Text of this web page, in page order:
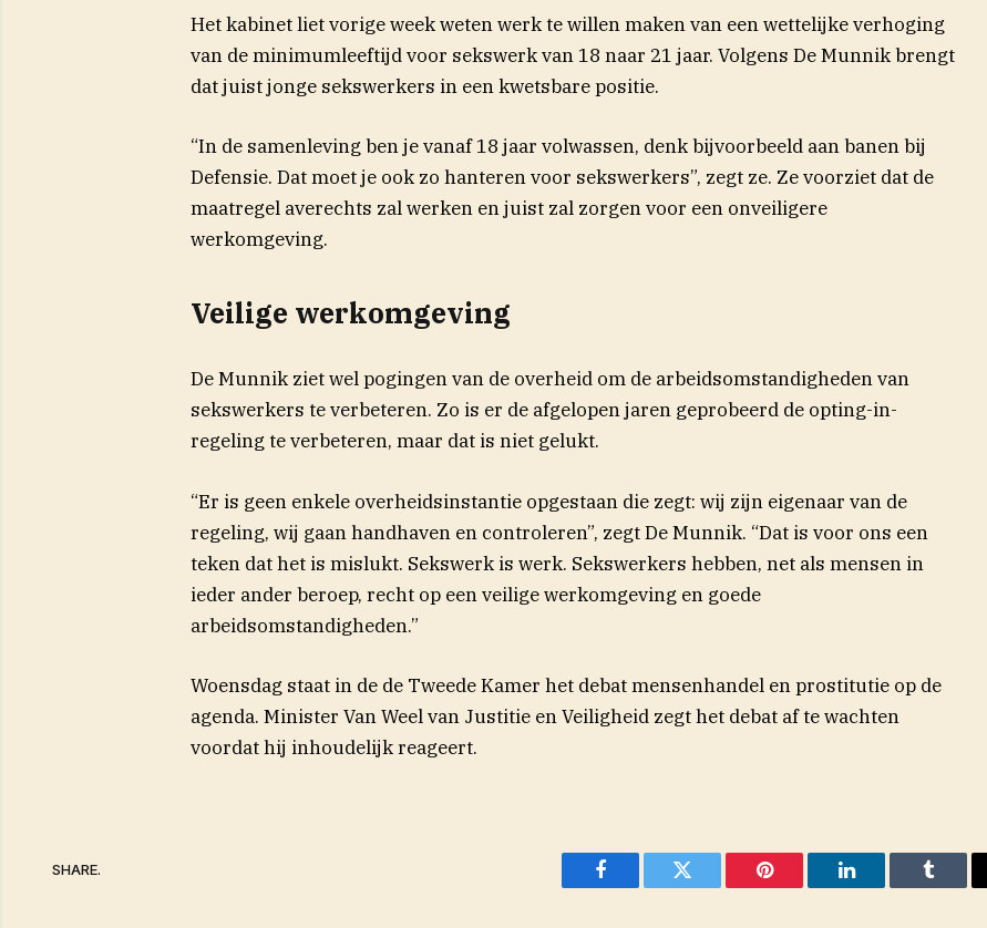
Het kabinet liet vorige week weten werk te willen maken van een wettelijke verhoging
van de minimumleeftijd voor sekswerk van 18 naar 21 jaar. Volgens De Munnik brengt
dat juist jonge sekswerkers in een kwetsbare positie.
“In de samenleving ben je vanaf 18 jaar volwassen, denk bijvoorbeeld aan banen bij
Defensie. Dat moet je ook zo hanteren voor sekswerkers”, zegt ze. Ze voorziet dat de
maatregel averechts zal werken en juist zal zorgen voor een onveiligere
werkomgeving.
Veilige werkomgeving
De Munnik ziet wel pogingen van de overheid om de arbeidsomstandigheden van
sekswerkers te verbeteren. Zo is er de afgelopen jaren geprobeerd de opting-in-
regeling te verbeteren, maar dat is niet gelukt.
“Er is geen enkele overheidsinstantie opgestaan die zegt: wij zijn eigenaar van de
regeling, wij gaan handhaven en controleren”, zegt De Munnik. “Dat is voor ons een
teken dat het is mislukt. Sekswerk is werk. Sekswerkers hebben, net als mensen in
ieder ander beroep, recht op een veilige werkomgeving en goede
arbeidsomstandigheden.”
Woensdag staat in de de Tweede Kamer het debat mensenhandel en prostitutie op de
agenda. Minister Van Weel van Justitie en Veiligheid zegt het debat af te wachten
voordat hij inhoudelijk reageert.
SHARE.
Facebook Twitter Pinterest LinkedIn Tumblr